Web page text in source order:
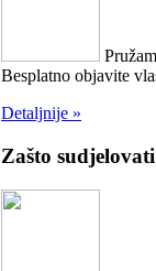
Besplatno objavite
Detaljnije »
Zašto